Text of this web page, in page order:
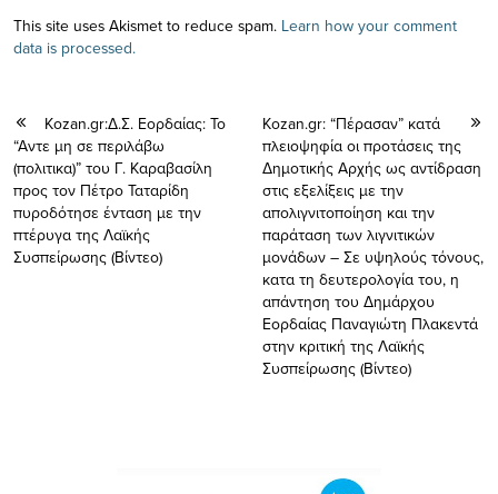
This site uses Akismet to reduce spam. Learn how your comment
data is processed.
Kozan.gr:Δ.Σ. Εορδαίας: Το
“Αντε μη σε περιλάβω
(πολιτικα)” του Γ. Καραβασίλη
προς τον Πέτρο Ταταρίδη
πυροδότησε ένταση με την
πτέρυγα της Λαϊκής
Συσπείρωσης (Βίντεο)
Kozan.gr: “Πέρασαν” κατά
πλειοψηφία οι προτάσεις της
Δημοτικής Αρχής ως αντίδραση
στις εξελίξεις με την
απολιγνιτοποίηση και την
παράταση των λιγνιτικών
μονάδων – Σε υψηλούς τόνους,
κατα τη δευτερολογία του, η
απάντηση του Δημάρχου
Εορδαίας Παναγιώτη Πλακεντά
στην κριτική της Λαϊκής
Συσπείρωσης (Βίντεο)